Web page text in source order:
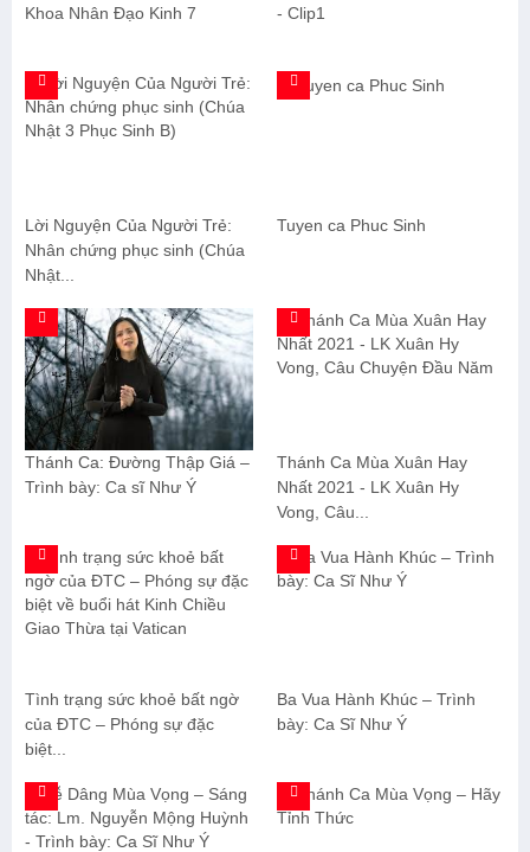
Khoa Nhân Đạo Kinh 7
- Clip1
Lời Nguyện Của Người Trẻ:
Nhân chứng phục sinh (Chúa
Nhật...
Tuyen ca Phuc Sinh
Thánh Ca: Đường Thập Giá –
Trình bày: Ca sĩ Như Ý
Thánh Ca Mùa Xuân Hay
Nhất 2021 - LK Xuân Hy
Vong, Câu...
Tình trạng sức khoẻ bất ngờ
của ĐTC – Phóng sự đặc
biệt...
Ba Vua Hành Khúc – Trình
bày: Ca Sĩ Như Ý